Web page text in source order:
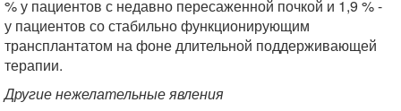
% у пациентов с недавно пересаженной почкой и 1,9 % -
у пациентов со стабильно функционирующим
трансплантатом на фоне длительной поддерживающей
терапии.
Другие нежелательные явления